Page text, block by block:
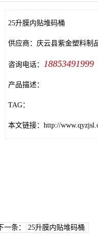
25升膜内贴堆码桶
供应商：庆云县紫金塑料制
咨询电话： 18853491999
产品描述：
TAG：
本文链接：http://
下一条： 25升膜内贴堆码桶